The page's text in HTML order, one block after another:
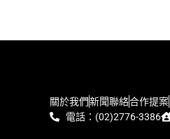
關於我們新聞聯絡合作提案
電話：(02)2776-3386